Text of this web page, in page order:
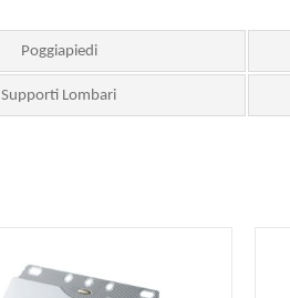
Poggiapiedi
Supporti Lombari